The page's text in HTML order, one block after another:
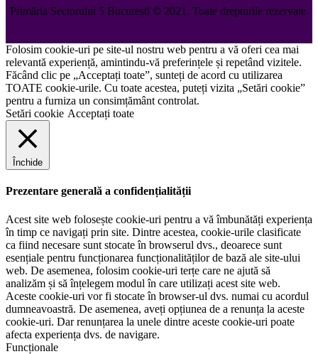
Primăria Sectorului 5 București ©️2021. Toate drepturile rezervate.
Folosim cookie-uri pe site-ul nostru web pentru a vă oferi cea mai
relevantă experiență, amintindu-vă preferințele și repetând vizitele.
Făcând clic pe „Acceptați toate”, sunteți de acord cu utilizarea
TOATE cookie-urile. Cu toate acestea, puteți vizita „Setări cookie”
pentru a furniza un consimțământ controlat.
Setări cookie Acceptați toate
Închide
Prezentare generală a confidențialității
Acest site web folosește cookie-uri pentru a vă îmbunătăți experiența
în timp ce navigați prin site. Dintre acestea, cookie-urile clasificate
ca fiind necesare sunt stocate în browserul dvs., deoarece sunt
esențiale pentru funcționarea funcționalităților de bază ale site-ului
web. De asemenea, folosim cookie-uri terțe care ne ajută să
analizăm și să înțelegem modul în care utilizați acest site web.
Aceste cookie-uri vor fi stocate în browser-ul dvs. numai cu acordul
dumneavoastră. De asemenea, aveți opțiunea de a renunța la aceste
cookie-uri. Dar renunțarea la unele dintre aceste cookie-uri poate
afecta experiența dvs. de navigare.
Funcționale